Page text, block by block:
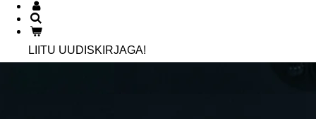
LIITU UUDISKIRJAGA!